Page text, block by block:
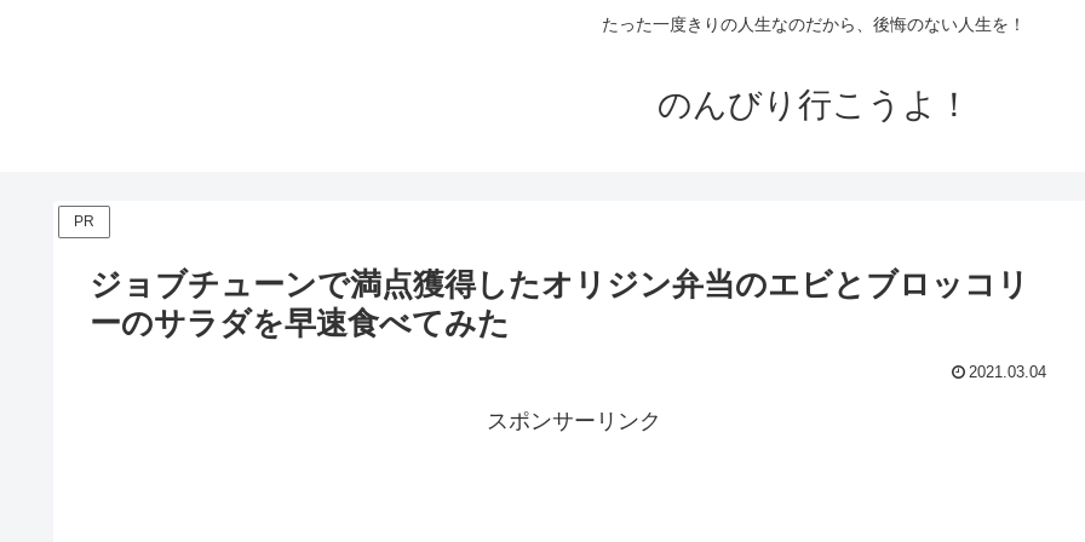
たった一度きりの人生なのだから、後悔のない人生を！
のんびり行こうよ！
PR
ジョブチューンで満点獲得したオリジン弁当のエビとブロッコリ
ーのサラダを早速食べてみた
2021.03.04
スポンサーリンク